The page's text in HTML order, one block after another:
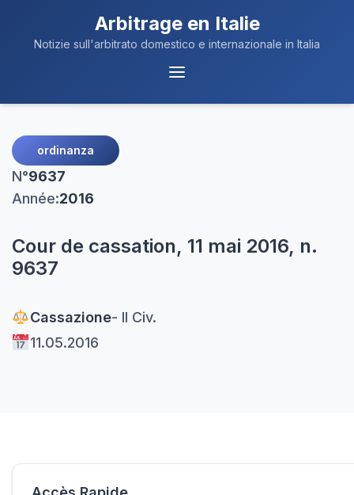
Arbitrage en Italie
Notizie sull'arbitrato domestico e internazionale in Italia
Navigation
ordinanza
N°9637
Année:2016
Cour de cassation, 11 mai 2016, n.
9637
Cassazione- II Civ.
11.05.2016